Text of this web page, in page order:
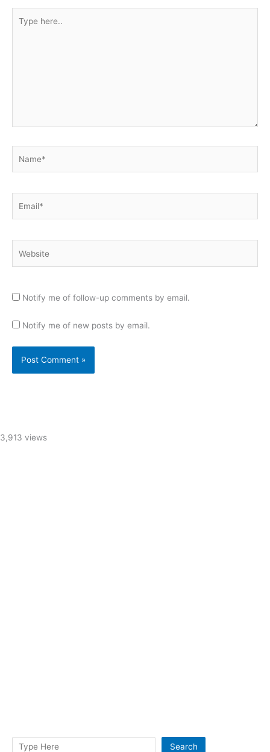
here..
Notify me of follow-up comments by email.
Notify me of new posts by email.
3,913 views
Search Search